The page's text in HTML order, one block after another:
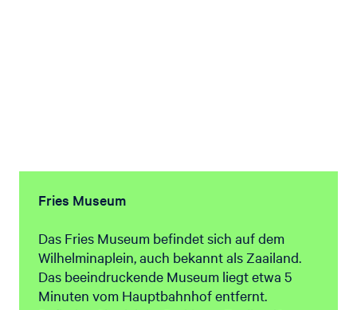
Fries Museum
Das Fries Museum befindet sich auf dem
Wilhelminaplein, auch bekannt als Zaailand.
Das beeindruckende Museum liegt etwa 5
Minuten vom Hauptbahnhof entfernt.